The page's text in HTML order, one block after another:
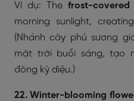
Ví dụ: The frost-covered
morning sunlight,
(Nhánh cây phủ sương
mặt trời buổi sáng, tạo
đông kỳ diệu.)
22. Winter-blooming